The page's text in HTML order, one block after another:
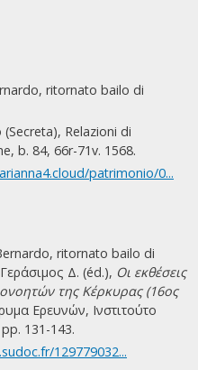
ritornato bailo di
Relazioni di
b. 84, 66r-71v. 1568.
patrimonio/0...
ritornato bailo di
Δ. (éd.), Οι εκθέσεις
της Κέρκυρας (16ος
Ερευνών, Ινστιτούτο
131-143.
129779032...